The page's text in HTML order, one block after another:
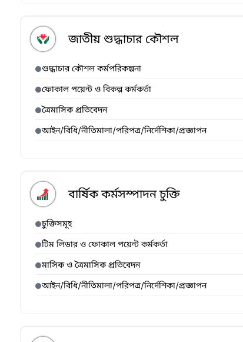
জাতীয় শুদ্ধাচার কৌশল
শুদ্ধাচার কৌশল কর্মপরিকল্পনা
ফোকাল পয়েন্ট ও বিকল্প কর্মকর্তা
ত্রৈমাসিক প্রতিবেদন
আইন/বিধি/নীতিমালা/পরিপত্র/নির্দেশিকা/প্রজ্ঞাপন
বার্ষিক কর্মসম্পাদন চুক্তি
চুক্তিসমূহ
টিম লিডার ও ফোকাল পয়েন্ট কর্মকর্তা
মাসিক ও ত্রৈমাসিক প্রতিবেদন
আইন/বিধি/নীতিমালা/পরিপত্র/নির্দেশিকা/প্রজ্ঞাপন